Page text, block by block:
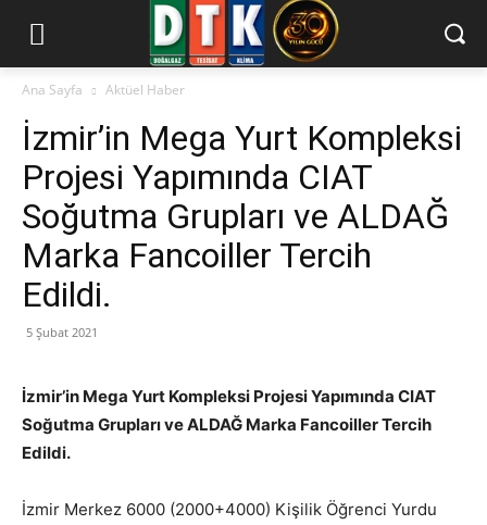
Ana Sayfa Aktüel Haber
İzmir’in Mega Yurt Kompleksi
Projesi Yapımında CIAT
Soğutma Grupları ve ALDAĞ
Marka Fancoiller Tercih
Edildi.
5 Şubat 2021
İzmir’in Mega Yurt Kompleksi Projesi Yapımında CIAT
Soğutma Grupları ve ALDAĞ Marka Fancoiller Tercih
Edildi.
İzmir Merkez 6000 (2000+4000) Kişilik Öğrenci Yurdu